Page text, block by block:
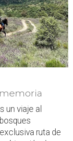
un viaje al
ruta de